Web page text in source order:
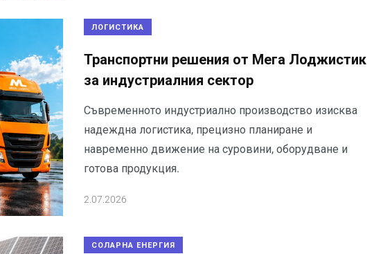
ЛОГИСТИКА
Транспортни решения от Мега Лоджистик
за индустриалния сектор
Съвременното индустриално производство изисква
надеждна логистика, прецизно планиране и
навременно движение на суровини, оборудване и
готова продукция.
2.07.2026
СОЛАРНА ЕНЕРГИЯ